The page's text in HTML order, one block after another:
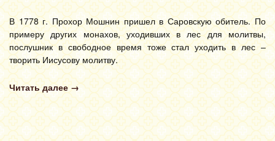
В 1778 г. Прохор Мошнин пришел в Саровскую обитель. По
примеру других монахов, уходивших в лес для молитвы,
послушник в свободное время тоже стал уходить в лес –
творить Иисусову молитву.
Читать далее →